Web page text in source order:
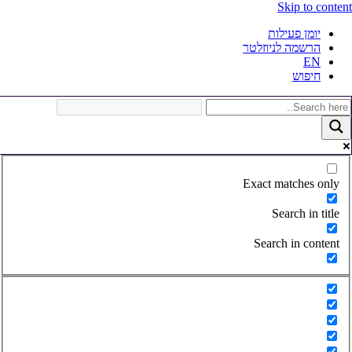
Skip to
יומן פעילות
הרשמה לניוזלטר
EN
חיפוש
Exact matches only
Search in title
Search in content